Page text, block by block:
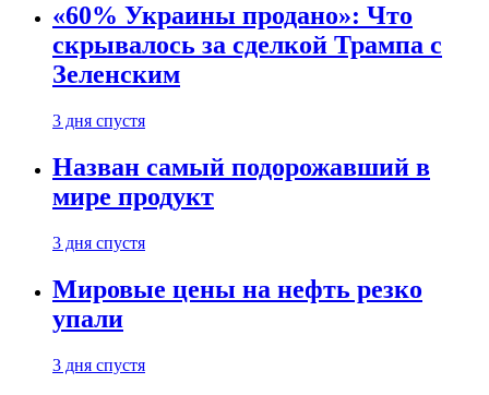
«60% Украины продано»: Что
скрывалось за сделкой Трампа с
Зеленским
3 дня спустя
Назван самый подорожавший в
мире продукт
3 дня спустя
Мировые цены на нефть резко
упали
3 дня спустя